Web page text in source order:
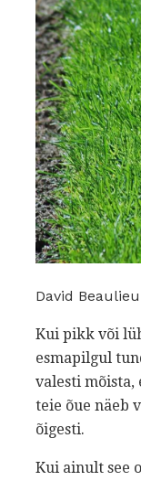
David Beaulieu
Kui pikk või
esmapilgul
valesti
teie õue näeb
õigesti.
Kui ainult see